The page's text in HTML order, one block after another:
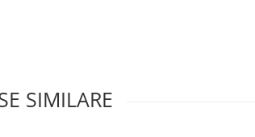
SIMILARE